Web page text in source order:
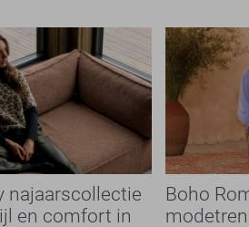
najaarscollectie
en comfort in
Boho